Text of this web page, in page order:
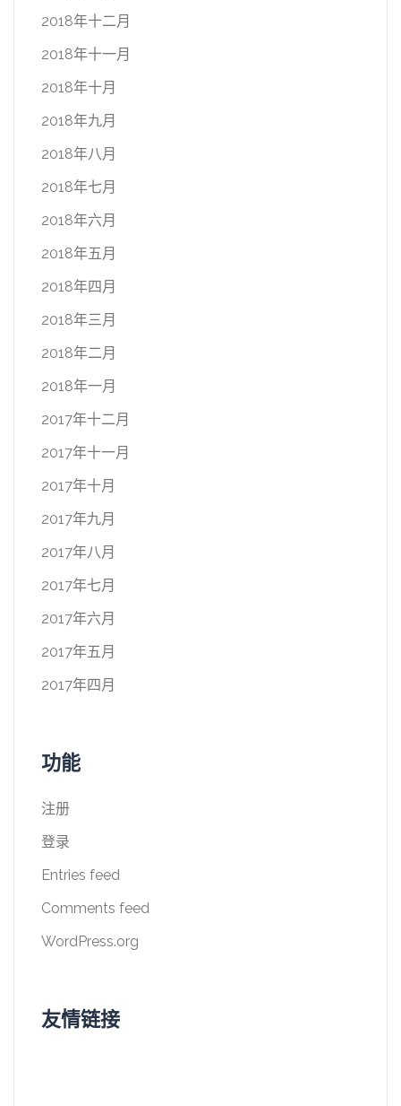
2018年十二月
2018年十一月
2018年十月
2018年九月
2018年八月
2018年七月
2018年六月
2018年五月
2018年四月
2018年三月
2018年二月
2018年一月
2017年十二月
2017年十一月
2017年十月
2017年九月
2017年八月
2017年七月
2017年六月
2017年五月
2017年四月
功能
注册
登录
Entries feed
Comments feed
WordPress.org
友情链接